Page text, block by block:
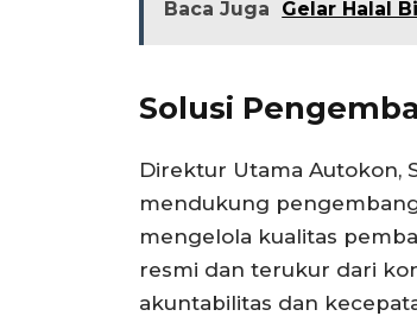
Baca Juga Gelar Halal
Solusi
Direktur Utama Autokon,
mendukung
mengelola kualitas
resmi dan terukur dari
akuntabilitas dan